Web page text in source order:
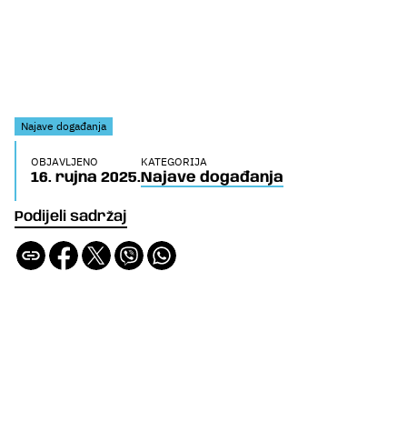
Podijeli sadržaj
Najave događanja
OBJAVLJENO
16. rujna 2025.
KATEGORIJA
Najave događanja